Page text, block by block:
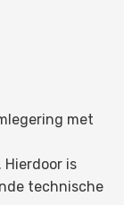
met
is
technische